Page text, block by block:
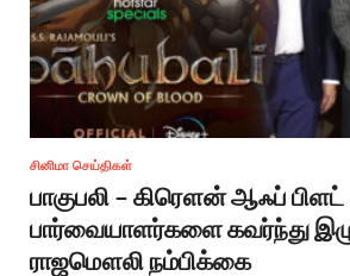
சினிமா செய்திகள்
பாகுபலி – கிரௌன் ஆஃப் பிளட்
பார்வையாளர்களை கவர்ந்து
ராஜமௌலி நம்பிக்கை